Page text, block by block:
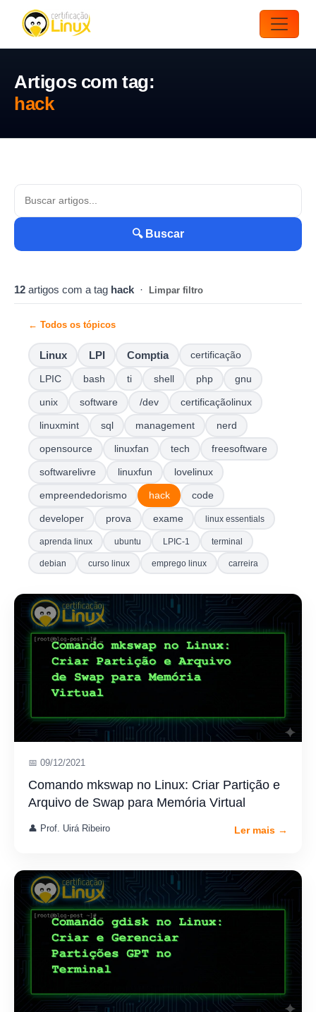
Artigos com tag:
hack
🔍 Buscar
12 artigos com a tag hack · Limpar filtro
← Todos os tópicos
Linux LPI Comptia certificação
LPIC bash ti shell php gnu
unix software /dev certificaçãolinux
linuxmint sql management nerd
opensource linuxfan tech freesoftware
softwarelivre linuxfun lovelinux
empreendedorismo hack code
developer prova exame linux essentials
aprenda linux ubuntu LPIC-1 terminal
debian curso linux emprego linux carreira
📅 09/12/2021
Comando mkswap no Linux: Criar Partição e
Arquivo de Swap para Memória Virtual
👤 Prof. Uirá Ribeiro Ler mais →